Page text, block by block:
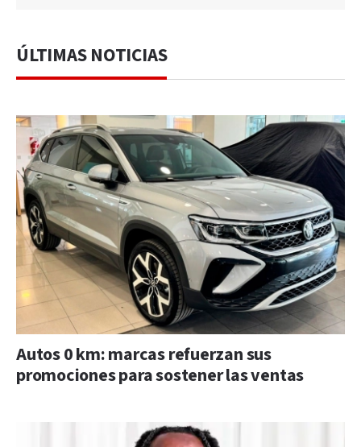
ÚLTIMAS NOTICIAS
Autos 0 km: marcas refuerzan sus
promociones para sostener las ventas